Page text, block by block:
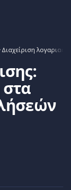
Διαχείριση